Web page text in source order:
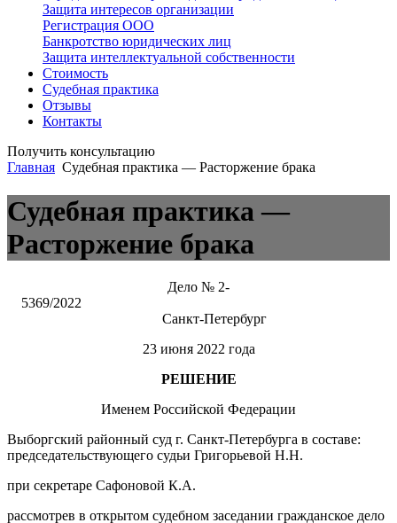
Защита интересов организации
Регистрация ООО
Банкротство юридических лиц
Защита интеллектуальной собственности
Стоимость
Судебная практика
Отзывы
Контакты
Получить консультацию
Главная Судебная практика — Расторжение брака
Судебная практика —
Расторжение брака
Дело № 2-
5369/2022
Санкт-Петербург
23 июня 2022 года
РЕШЕНИЕ
Именем Российской Федерации
Выборгский районный суд г. Санкт-Петербурга в составе:
председательствующего судьи Григорьевой H.H.
при секретаре Сафоновой К.А.
рассмотрев в открытом судебном заседании гражданское дело